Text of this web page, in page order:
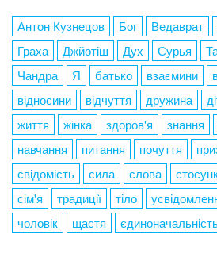
Антон Кузнецов Бог Ведаврат
Граха
Джйотіш Дух Сурья
Чандра
Я батько взаємини
відносини
відчуття дружина
життя
жінка здоров'я знання
навчання
питання почуття
свідомість
сила слова
сім'я
традиції тіло
чоловік
щастя